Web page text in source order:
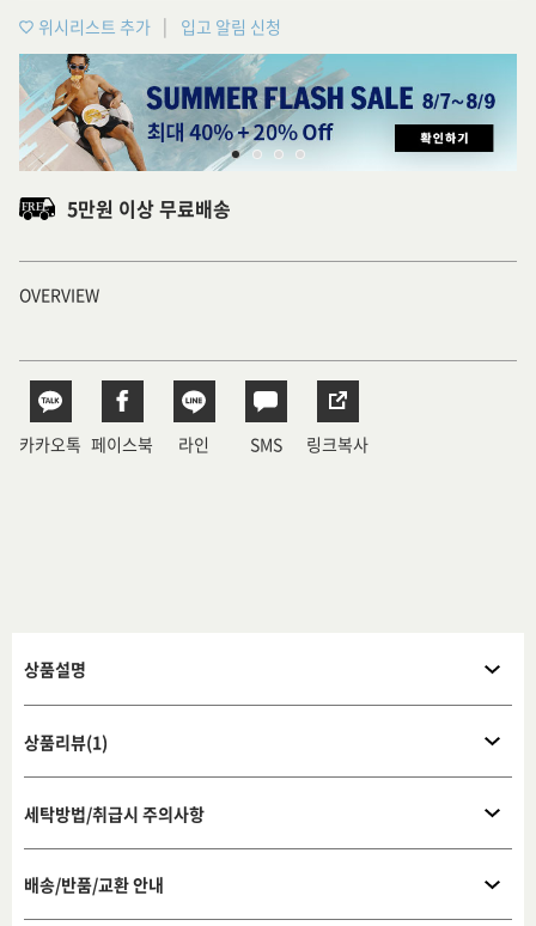
위시리스트 추가 입고 알림 신청
5만원 이상 무료배송
OVERVIEW
카카오톡 페이스북 라인 SMS 링크복사
상품설명
상품리뷰(1)
세탁방법/취급시 주의사항
배송/반품/교환 안내